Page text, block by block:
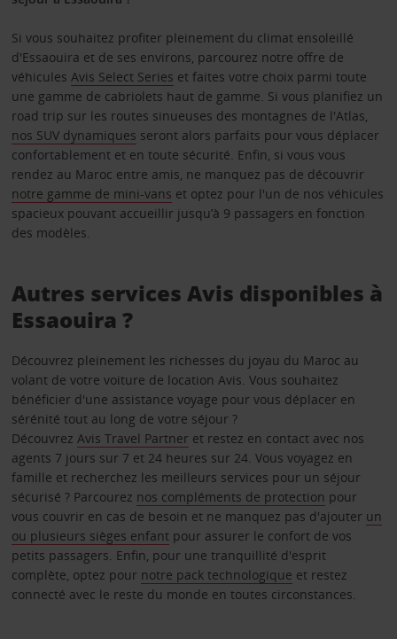
Si vous souhaitez profiter pleinement du climat ensoleillé
d'Essaouira et de ses environs, parcourez notre offre de
véhicules Avis Select Series et faites votre choix parmi toute
une gamme de cabriolets haut de gamme. Si vous planifiez un
road trip sur les routes sinueuses des montagnes de l'Atlas,
nos SUV dynamiques seront alors parfaits pour vous déplacer
confortablement et en toute sécurité. Enfin, si vous vous
rendez au Maroc entre amis, ne manquez pas de découvrir
notre gamme de mini-vans et optez pour l'un de nos véhicules
spacieux pouvant accueillir jusqu’à 9 passagers en fonction
des modèles.
Autres services Avis disponibles à
Essaouira ?
Découvrez pleinement les richesses du joyau du Maroc au
volant de votre voiture de location Avis. Vous souhaitez
bénéficier d'une assistance voyage pour vous déplacer en
sérénité tout au long de votre séjour ?
Découvrez Avis Travel Partner et restez en contact avec nos
agents 7 jours sur 7 et 24 heures sur 24. Vous voyagez en
famille et recherchez les meilleurs services pour un séjour
sécurisé ? Parcourez nos compléments de protection pour
vous couvrir en cas de besoin et ne manquez pas d'ajouter un
ou plusieurs sièges enfantpour assurer le confort de vos
petits passagers. Enfin, pour une tranquillité d'esprit
complète, optez pour notre pack technologique et restez
connecté avec le reste du monde en toutes circonstances.